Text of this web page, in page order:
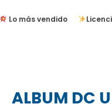
Lo más vendido
ALBUM DC